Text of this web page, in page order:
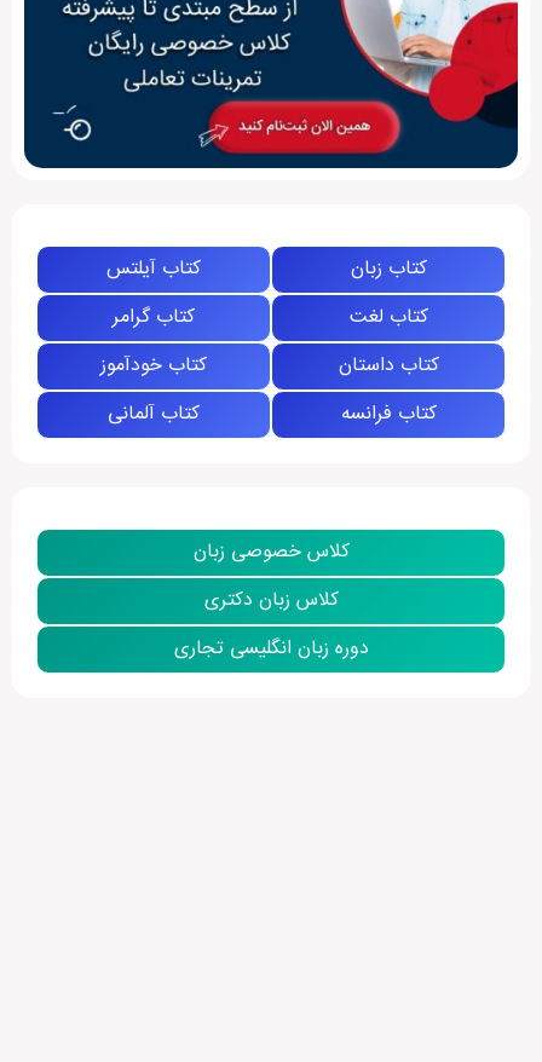
کتاب زبان
کتاب آیلتس
کتاب لغت
کتاب گرامر
کتاب داستان
کتاب خودآموز
کتاب فرانسه
کتاب آلمانی
کلاس خصوصی زبان
کلاس زبان دکتری
دوره زبان انگلیسی تجاری